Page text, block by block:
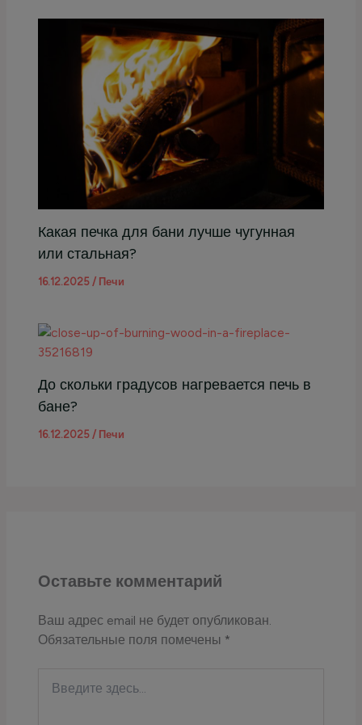
Какая печка для бани лучше чугунная
или стальная?
16.12.2025/ Печи
До скольки градусов нагревается печь в
бане?
16.12.2025/ Печи
Оставьте комментарий
Ваш адрес email не будет опубликован.
Обязательные поля помечены *
здесь...